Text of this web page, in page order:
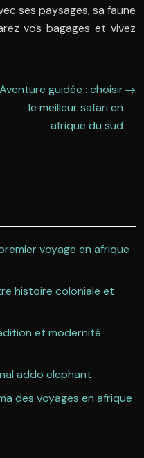
ses paysages, sa faune
vos bagages et vivez
Aventure guidée : choisir
le meilleur safari en
afrique du sud
voyage en afrique
histoire coloniale et
et modernité
addo elephant
des voyages en afrique